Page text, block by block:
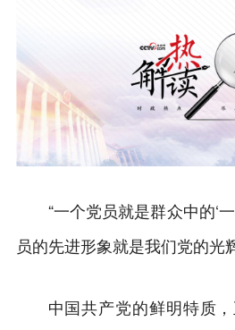
“一个党员就是群众中的‘
员的先进形象就是我们党的光
中国共产党的鲜明特质